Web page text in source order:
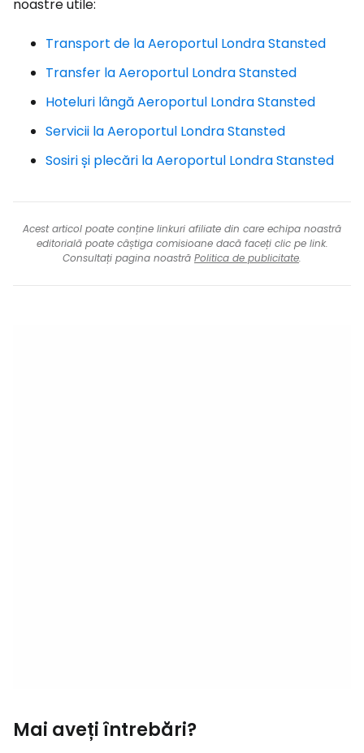
noastre utile:
Transport de la Aeroportul Londra Stansted
Transfer la Aeroportul Londra Stansted
Hoteluri lângă Aeroportul Londra Stansted
Servicii la Aeroportul Londra Stansted
Sosiri și plecări la Aeroportul Londra Stansted
Acest articol poate conține linkuri afiliate din care echipa noastră
editorială poate câștiga comisioane dacă faceți clic pe link.
Consultați pagina noastră Politica de publicitate.
Mai aveți întrebări?